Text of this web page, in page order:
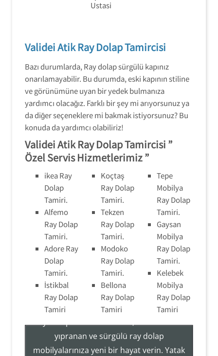
Validei Atik Ray Dolap Tamircisi
Bazı durumlarda, Ray dolap sürgülü kapınız
onarılamayabilir. Bu durumda, eski kapının stiline
ve görünümüne uyan bir yedek bulmanıza
yardımcı olacağız. Farklı bir şey mi arıyorsunuz ya
da diğer seçeneklere mi bakmak istiyorsunuz? Bu
konuda da yardımcı olabiliriz!
Validei Atik Ray Dolap Tamircisi ”
Özel Servis Hizmetlerimiz ”
ikea Ray
Dolap
Tamiri.
Alfemo
Ray Dolap
Tamiri.
Adore Ray
Dolap
Tamiri.
İstikbal
Ray Dolap
Tamiri
Koçtaş
Ray Dolap
Tamiri.
Tekzen
Ray Dolap
Tamiri.
Modoko
Ray Dolap
Tamiri.
Bellona
Ray Dolap
Tamiri
Tepe
Mobilya
Ray Dolap
Tamiri.
Gaysan
Mobilya
Ray Dolap
Tamiri.
Kelebek
Mobilya
Ray Dolap
Tamiri
Ray Dolap Tamir Montaj Servisi
yıpranan ve sürgülü ray dolap
mobilyalarınıza yeni bir hayat verin. Yatak